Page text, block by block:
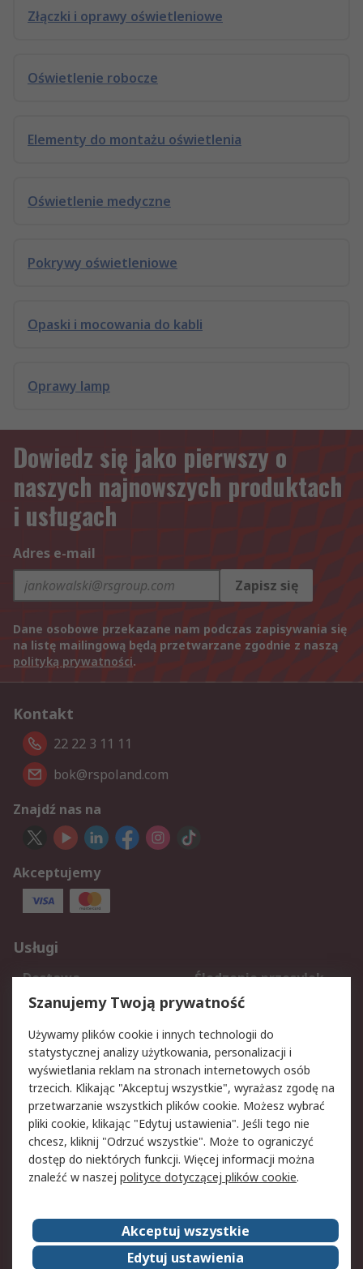
Złączki i oprawy oświetleniowe
Oświetlenie robocze
Elementy do montażu oświetlenia
Oświetlenie medyczne
Pokrywy oświetleniowe
Opaski i mocowania do kabli
Oprawy lamp
Dowiedz się jako pierwszy o
naszych najnowszych produktach
i usługach
Adres e-mail
Zapisz się
Dane osobowe przekazane nam podczas zapisywania się
na listę mailingową będą przetwarzane zgodnie z naszą
polityką prywatności.
Kontakt
22 22 3 11 11
bok@rspoland.com
Znajdź nas na
Akceptujemy
Usługi
Dostawa
Śledzenie przesyłek
Reklamacje i zwroty
Rejestracja
Aspekty prawne
Bezpieczeństwo e-
maila
Polityka dotycząca
plików cookie
Polityka prywatności
Użytkowanie witryny
Zastrzeżenia prawne
Warunki Sprzedaży
Kontakt
O firmie RS
RS na świecie
Szanujemy Twoją prywatność
Używamy plików cookie i innych technologii do
statystycznej analizy użytkowania, personalizacji i
wyświetlania reklam na stronach internetowych osób
trzecich. Klikając "Akceptuj wszystkie", wyrażasz zgodę na
przetwarzanie wszystkich plików cookie. Możesz wybrać
pliki cookie, klikając "Edytuj ustawienia". Jeśli tego nie
chcesz, kliknij "Odrzuć wszystkie". Może to ograniczyć
dostęp do niektórych funkcji. Więcej informacji można
znaleźć w naszej polityce dotyczącej plików cookie.
Akceptuj wszystkie
Edytuj ustawienia